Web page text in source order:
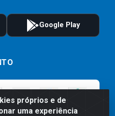
próprios e de
uma experiência